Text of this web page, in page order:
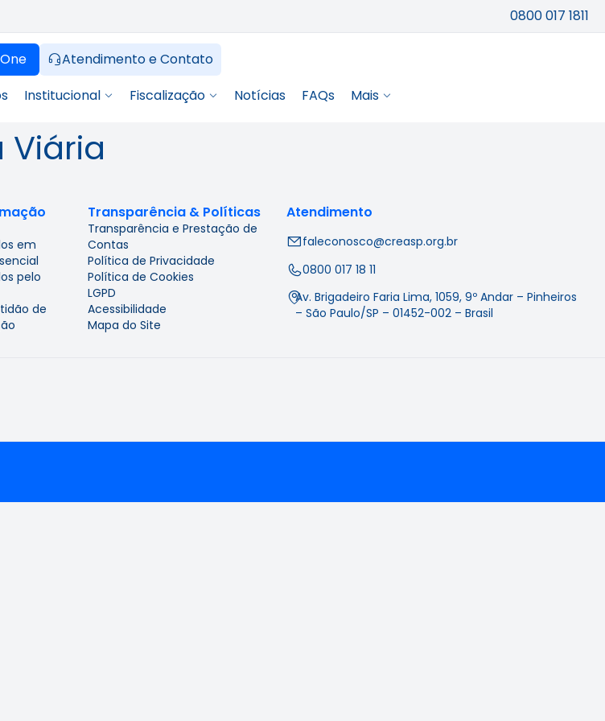
0800 017 1811
Atendimento e Contato
Institucional Fiscalização Notícias FAQs Mais
Viária
em
pelo
de
Transparência & Políticas
Transparência e Prestação de
Contas
Política de Privacidade
Política de Cookies
LGPD
Acessibilidade
Mapa do Site
Atendimento
faleconosco@creasp.org.br
0800 017 18 11
Av. Brigadeiro Faria Lima, 1059, 9º Andar – Pinheiros
– São Paulo/SP – 01452-002 – Brasil